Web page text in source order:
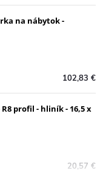
na nábytok -
102,83 €
profil - hliník - 16,5 x
20,57 €